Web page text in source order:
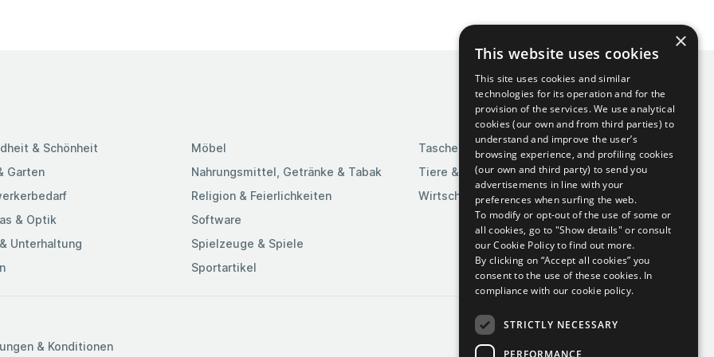
und einem
Dank
allen
& Schönheit
Garten
& Optik
Unterhaltung
Möbel
Nahrungsmittel, Getränke & Tabak
Religion & Feierlichkeiten
Software
Spielzeuge & Spiele
Sportartikel
Taschen & Gepäck
Tiere & Tierbedarf
Wirtschaft & Industrie
& Konditionen
×
This website uses cookies
This site uses cookies and similar
technologies for its operation and for the
provision of the services. We use analytical
cookies (our own and from third parties) to
understand and improve the user’s
browsing experience, and profiling cookies
(our own and third party) to send you
advertisements in line with your
preferences when surfing the web.
To modify or opt-out of the use of some or
all cookies, go to "Show details" or consult
our Cookie Policy to find out more.
By clicking on “Accept all cookies” you
consent to the use of these cookies. In
compliance with our cookie policy.
STRICTLY NECESSARY
PERFORMANCE